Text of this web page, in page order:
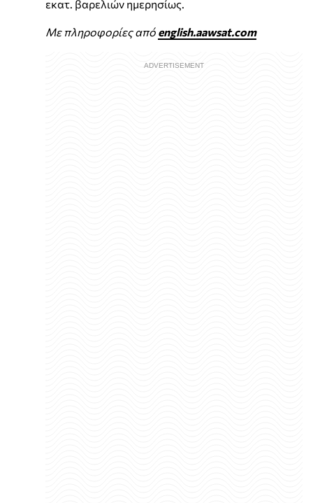
εκατ. βαρελιών ημερησίως.
Με πληροφορίες από english.aawsat.com